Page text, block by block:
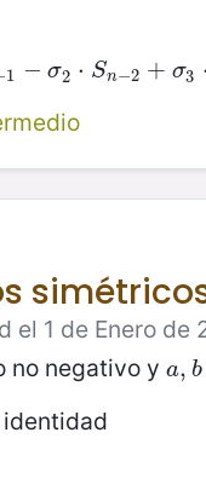
1 − σ2 ⋅ Sn−2 + σ3 ⋅
σ 2⋅ Sn − 2+σ3 ⋅S n− 3
el 1 de Enero de
no negativo ya, b
a, b